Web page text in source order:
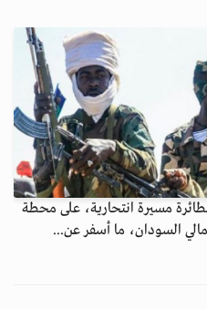
مسيرة انتحارية، على محطة
السودان، ما أسفر عن...